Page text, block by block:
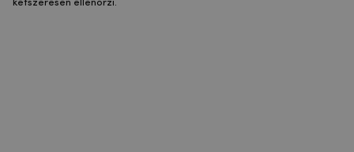
kétszeresen ellenőrzi.